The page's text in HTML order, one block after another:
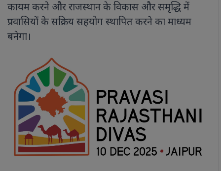
कायम करने और राजस्थान के विकास और समृद्धि में
प्रवासियों के सक्रिय सहयोग स्थापित करने का माध्यम
बनेगा।